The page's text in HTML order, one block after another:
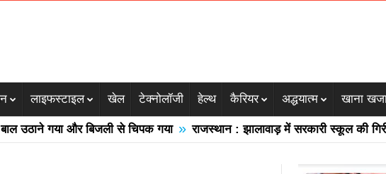
लाइफस्टाइल खेल टेक्नोलॉजी हेल्थ कैरियर अद्धयात्म खाना
गया और बिजली से चिपक गया » राजस्थान : झालावाड़ में सरकारी स्कूल की गिरी